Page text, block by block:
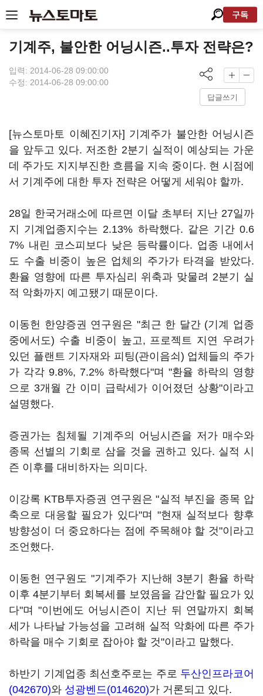
구독
기계주, 불안한 어닝시즌..투자 전략은?
입력: 2014-06-28 09:00:00
수정: 2014-06-28 09:00:00
답글쓰기
[뉴스토마토 이혜진기자] 기계주가 불안한 어닝시즌
을 앞두고 있다. 저조한 2분기 실적이 예상되는 가운
데 주가도 지지부진한 흐름을 지속 중이다. 현 시점에
서 기계주에 대한 투자 전략은 어떻게 세워야 할까.
28일 한국거래소에 따르면 이달 초부터 지난 27일까
지 기계업종지수는 2.13% 하락했다. 같은 기간 0.6
7% 내린 코스피보다 낮은 등락률이다. 업종 내에서
도 수출 비중이 높은 업체의 주가가 타격을 받았다.
환율 영향에 따른 투자심리 위축과 맞물려 2분기 실
적 악화까지 예고됐기 때문이다.
이동헌 한양증권 연구원은 "최근 한 달간 (기계 업종
중에서도) 수출 비중이 높고, 프로젝트 지연 우려가
있던 플랜트 기자재와 피팅(관이음쇠) 업체들의 주가
가 각각 9.8%, 7.2% 하락했다"며 "환율 하락의 영향
으로 3개월 간 이미 급락세가 이어졌던 상황"이라고
설명했다.
증권가는 침체될 기계주의 어닝시즌을 저가 매수와
종목 선별의 기회로 삼을 것을 권하고 있다. 실적 시
즌 이후를 대비하자는 의미다.
이강록 KTB투자증권 연구원은 "실적 부진을 종목 압
축으로 대응할 필요가 있다"며 "현재 실적보다 향후
방향성이 더 중요하다는 점에 주목해야 할 것"이라고
조언했다.
이동헌 연구원도 "기계주가 지난해 3분기 환율 하락
이후 4분기부터 회복세를 보였음을 감안할 필요가 있
다"며 "이번에도 어닝시즌이 지난 뒤 연말까지 회복
세가 나타날 가능성을 고려해 실적 악화에 따른 주가
하락을 매수 기회로 잡아야 할 것"이라고 말했다.
하반기 기계업종 최선호주로는 주로 두산인프라코어
(042670)와 성광벤드(014620)가 거론되고 있다.